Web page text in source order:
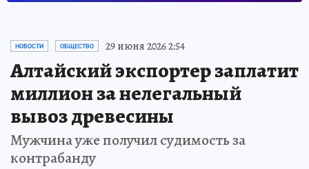
НОВОСТИ ОБЩЕСТВО 29 июня 2026 2:54
Алтайский экспортер заплатит
миллион за нелегальный
вывоз древесины
Мужчина уже получил судимость за
контрабанду